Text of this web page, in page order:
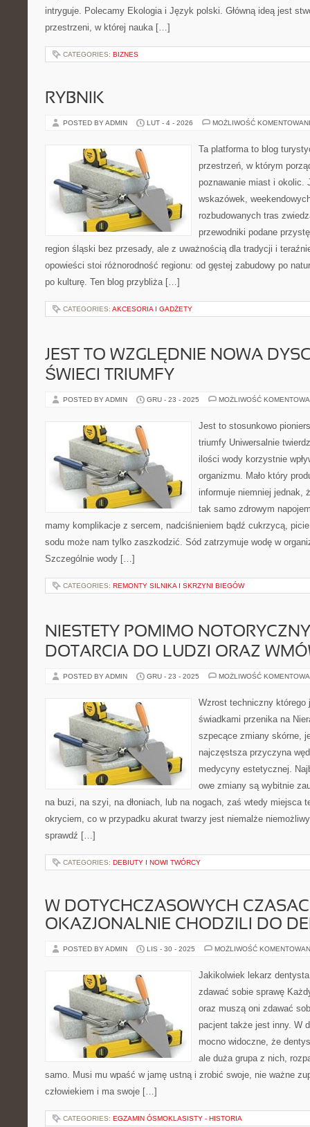
intryguje. Polecamy Ekologia i Język polski. Główną ideą jest
przestrzeni, w której nauka […]
CATEGORIES: BIZNES
RYBNIK
POSTED BY ADMIN LUT - 4 - 2026 MOŻLIWOŚĆ
Ta platforma to blog
przestrzeń, w którym
poznawanie miast i okolic.
wskazówek,
rozbudowanych tras
przewodniki podane
region śląski bez przesady, ale z uważnością dla tradycji i
opowieści stoi różnorodność regionu: od gęstej zabudowy po
po kulturę. Ten blog przybliża […]
CATEGORIES: AKCESORIA I GADŻETY
JEST TO WZGLĘDNIE NOWA
ŚWIECI TRIUMFY
POSTED BY ADMIN GRU - 23 - 2025 MOŻLIWOŚĆ
Jest to stosunkowo
triumfy Uniwersalnie
ilości wody korzystnie
organizmu. Mało który
informuje niemniej jednak,
tak samo zdrowym
mamy komplikacje z sercem, nadciśnieniem bądź cukrzycą,
sodu może nam tylko zaszkodzić. Sód zatrzymuje wodę w
Szczególnie wody […]
CATEGORIES: REMONTY SILNIKA I SKRZYNI BIEGÓW
NIESTETY POMIMO
DOTARCIA DO LUDZI ORAZ
POSTED BY ADMIN GRU - 23 - 2025 MOŻLIWOŚĆ
Wzrost techniczny którego
świadkami przenika na
szpecące zmiany skórne,
najczęstsza przyczyna
medycyny estetycznej.
owe zmiany są wybitnie
na buzi, na szyi, na dłoniach, lub na nogach, zaś wtedy miejsca
okryciem, co w przypadku akurat twarzy jest niemalże
sprawdź […]
CATEGORIES: DEBIUTY I NOWI TWÓRCY
W DOTYCHCZASOWYCH
OKAZJONALNIE CHODZILI DO
POSTED BY ADMIN LIS - 30 - 2025 MOŻLIWOŚĆ
Jakikolwiek lekarz
zdawać sobie sprawę
oraz muszą oni zdawać
pacjent także jest inny. W
mocno widoczne, że
ale duża grupa z nich,
samo. Musi mu wpaść w jamę ustną i zrobić swoje, nie ważne
człowiekiem i ma swoje […]
CATEGORIES: EGZAMIN ÓSMOKLASISTY - HISTORIA